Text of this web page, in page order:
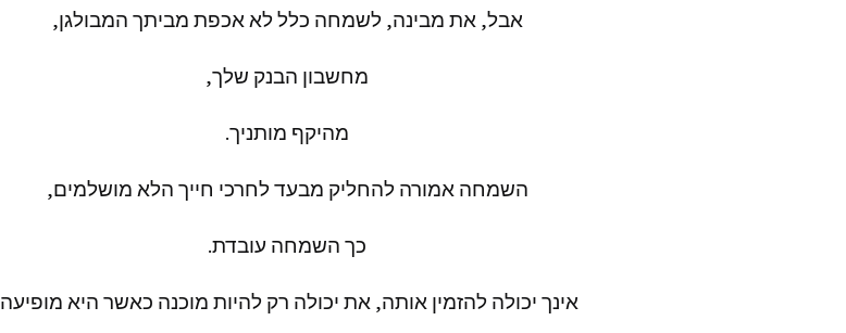
סטיב פאוולינה
קייט ספרקלי מאתר Spirit
Pathways
מלאני בקלר מאתר ask-
פינת המסרים הקצרים
טינה ספולדינג – מתקשרת
את ישוע ואננדה
ג’ון פאין
אבל,את מבינה,לשמחה כלללאאכפת מביתך המבולגן,
מחשבון הבנק שלך,
מהיקף מותניך.
השמחה אמורה להחליק מבעדלחרכי חייך הלא מושלמים,
כך השמחה עובדת.
אינך יכולה להזמין אותה, את יכולה רק להיות מוכנה כאשר היא מופיעה